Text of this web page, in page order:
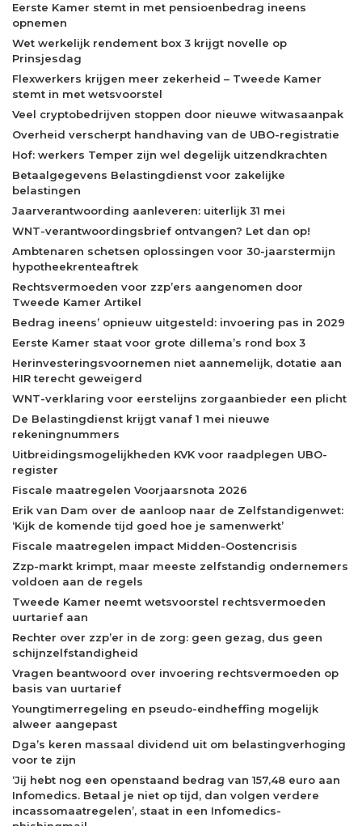
Eerste Kamer stemt in met pensioenbedrag ineens
opnemen
Wet werkelijk rendement box 3 krijgt novelle op
Prinsjesdag
Flexwerkers krijgen meer zekerheid – Tweede Kamer
stemt in met wetsvoorstel
Veel cryptobedrijven stoppen door nieuwe witwasaanpak
Overheid verscherpt handhaving van de UBO-registratie
Hof: werkers Temper zijn wel degelijk uitzendkrachten
Betaalgegevens Belastingdienst voor zakelijke
belastingen
Jaarverantwoording aanleveren: uiterlijk 31 mei
WNT-verantwoordingsbrief ontvangen? Let dan op!
Ambtenaren schetsen oplossingen voor 30-jaarstermijn
hypotheekrenteaftrek
Rechtsvermoeden voor zzp’ers aangenomen door
Tweede Kamer Artikel
Bedrag ineens’ opnieuw uitgesteld: invoering pas in 2029
Eerste Kamer staat voor grote dillema’s rond box 3
Herinvesteringsvoornemen niet aannemelijk, dotatie aan
HIR terecht geweigerd
WNT-verklaring voor eerstelijns zorgaanbieder een plicht
De Belastingdienst krijgt vanaf 1 mei nieuwe
rekeningnummers
Uitbreidingsmogelijkheden KVK voor raadplegen UBO-
register
Fiscale maatregelen Voorjaarsnota 2026
Erik van Dam over de aanloop naar de Zelfstandigenwet:
‘Kijk de komende tijd goed hoe je samenwerkt’
Fiscale maatregelen impact Midden-Oostencrisis
Zzp-markt krimpt, maar meeste zelfstandig ondernemers
voldoen aan de regels
Tweede Kamer neemt wetsvoorstel rechtsvermoeden
uurtarief aan
Rechter over zzp’er in de zorg: geen gezag, dus geen
schijnzelfstandigheid
Vragen beantwoord over invoering rechtsvermoeden op
basis van uurtarief
Youngtimerregeling en pseudo-eindheffing mogelijk
alweer aangepast
Dga’s keren massaal dividend uit om belastingverhoging
voor te zijn
‘Jij hebt nog een openstaand bedrag van 157,48 euro aan
Infomedics. Betaal je niet op tijd, dan volgen verdere
incassomaatregelen’, staat in een Infomedics-